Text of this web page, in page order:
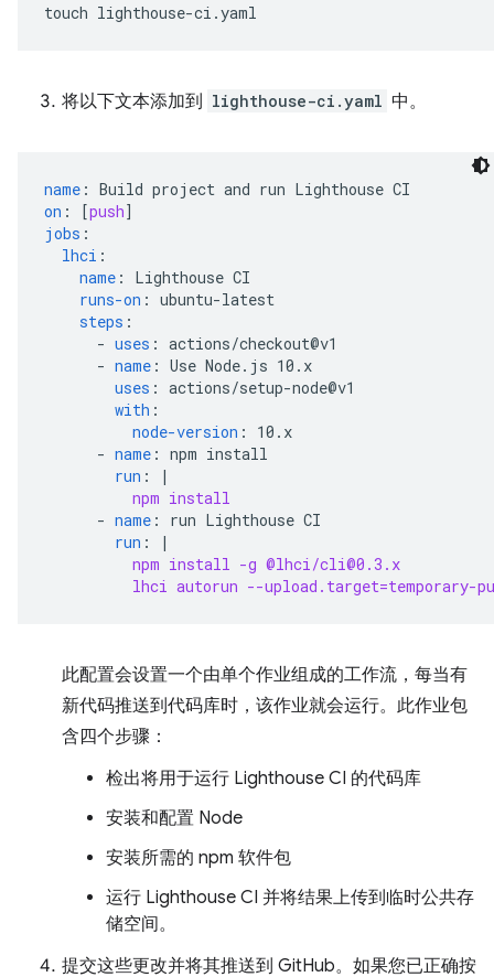
touch
将以下文本添加到 lighthouse-ci.yaml 中。
name : Build project and run Lighthouse CI
on : [push]
jobs :
lhci :
name :
Lighthouse CI
runs-on : ubuntu-latest
steps :
- uses : actions/checkout@v1
- name : Use Node.js 10.x
uses : actions/setup-node@v1
with :
node-version :
10.x
- name : npm install
run :
|
npm install
- name :
run Lighthouse CI
run :
|
npm install -g @lhci/cli@0.3.x
lhci autorun --
此配置会设置一个由单个作业组成的工作流，每当有
新代码推送到代码库时，该作业就会运行。此作业包
含四个步骤：
检出将用于运行 Lighthouse CI 的代码库
安装和配置 Node
安装所需的 npm 软件包
运行 Lighthouse CI 并将结果上传到临时公共存
储空间。
提交这些更改并将其推送到 GitHub。如果您已正确按